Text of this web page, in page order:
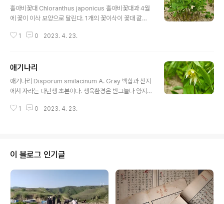
홀아비꽃대 Chloranthus japonicus 홀아비꽃대과 4월
에 꽃이 이삭 모양으로 달린다. 1개의 꽃이삭이 꽃대 같이
1 0 2023. 4. 23.
애기나리
애기나리 Disporum smilacinum A. Gray 백합과 산지
에서 자라는 다년생 초본이다. 생육환경은 반그늘나 양지
1 0 2023. 4. 23.
이 블로그 인기글